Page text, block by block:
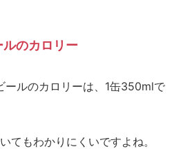
ルのカロリー
ールのカロリーは、1缶350mlで
てもわかりにくいですよね。